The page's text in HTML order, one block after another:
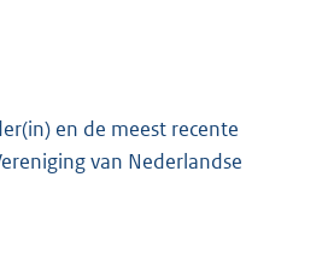
en de meest recente
van Nederlandse